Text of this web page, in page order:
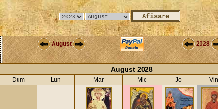
August 2028
August 2028
Dum Lun Mar Mie Joi Vin